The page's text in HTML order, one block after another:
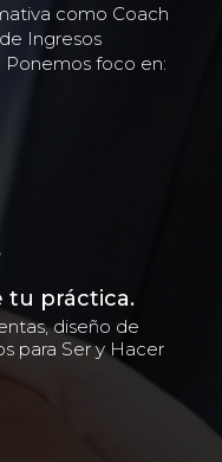
como Coach
Ingresos
Ponemos foco en:
tu práctica.
diseño de
para Ser y Hacer